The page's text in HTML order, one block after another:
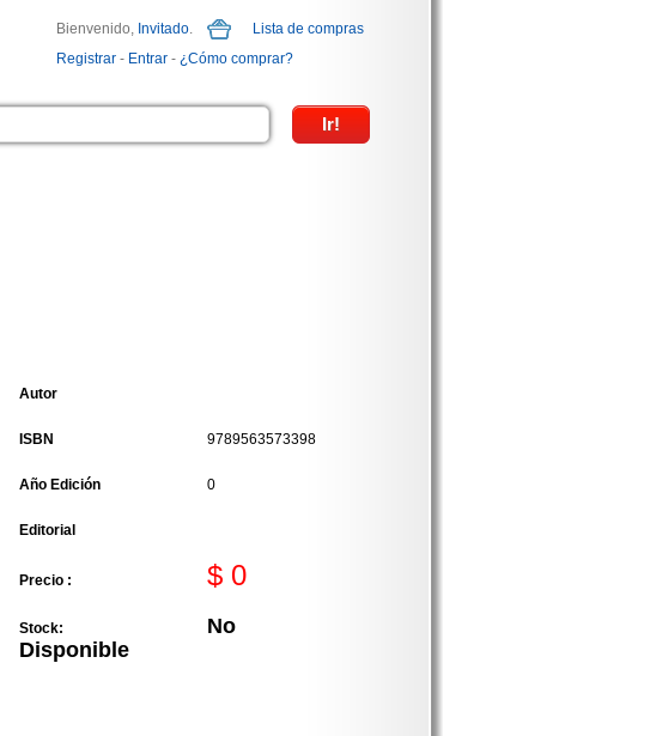
Bienvenido, Invitado.
Lista de compras
Registrar - Entrar - ¿Cómo comprar?
Autor
ISBN 9789563573398
Año Edición 0
Editorial
Precio : $ 0
Stock:
No
Disponible